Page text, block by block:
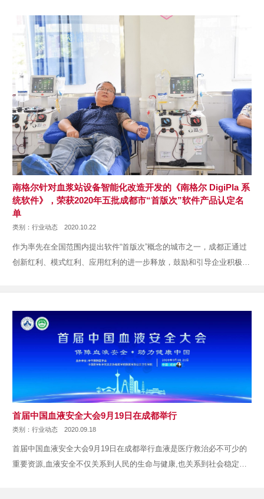
南格尔针对血浆站设备智能化改造开发的《南格尔 DigiPla 系
统软件》，荣获2020年五批成都市“首版次”软件产品认定名
单
类别：行业动态 2020.10.22
作为率先在全国范围内提出软件“首版次”概念的城市之一，成都正通过
创新红利、模式红利、应用红利的进一步释放，鼓励和引导企业积极创
​首届中国血液安全大会9月19日在成都举行
类别：行业动态 2020.09.18
首届中国血液安全大会9月19日在成都举行血液是医疗救治必不可少的
重要资源,血液安全不仅关系到人民的生命与健康,也关系到社会稳定与